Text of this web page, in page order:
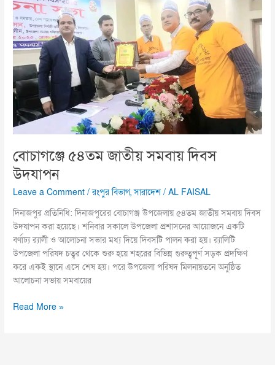
বোচাগঞ্জে ৫৪তম জাতীয় সমবায় দিবস
উদযাপন
Leave a Comment /রংপুর বিভাগ,সারাদেশ /AL FAISAL
দিনাজপুর প্রতিনিধি: দিনাজপুরের বোচাগঞ্জ উপজেলায় ৫৪তম জাতীয় সমবায় দিবস
উদযাপন করা হয়েছে। শনিবার সকালে উপজেলা প্রশাসনের আয়োজনে একটি
বর্ণাঢ্য র‍্যালী ও আলোচনা সভার মধ্য দিয়ে দিবসটি পালন করা হয়। র‍্যালিটি
উপজেলা পরিষদ চত্বর থেকে শুরু হয়ে শহরের বিভিন্ন গুরুত্বপূর্ণ সড়ক প্রদক্ষিণ
করে একই স্থানে এসে শেষ হয়। পরে উপজেলা পরিষদ মিলনায়তনে অনুষ্ঠিত
আলোচনা সভায় সমবায়ের
৫৪তম
জাতীয়
সমবায়
দিবস
উদযাপন
Read More »